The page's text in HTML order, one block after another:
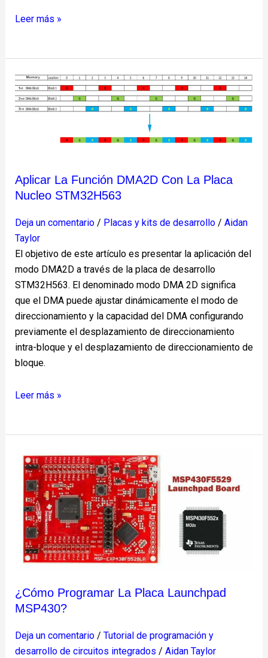
Leer más »
Aplicar La Función DMA2D Con La Placa
Nucleo STM32H563
Deja un comentario / Placas y kits de desarrollo/ Aidan
Taylor
El objetivo de este artículo es presentar la aplicación del
modo DMA2D a través de la placa de desarrollo
STM32H563. El denominado modo DMA 2D significa
que el DMA puede ajustar dinámicamente el modo de
direccionamiento y la capacidad del DMA configurando
previamente el desplazamiento de direccionamiento
intra-bloque y el desplazamiento de direccionamiento de
bloque.
Aplicar
la
función
placa
Nucleo
Leer más »
¿Cómo Programar La Placa Launchpad
MSP430?
Deja un comentario / Tutorial de programación y
desarrollo de circuitos integrados / Aidan Taylor
¿Cómo
programar
placa
Launchpad
MSP430?